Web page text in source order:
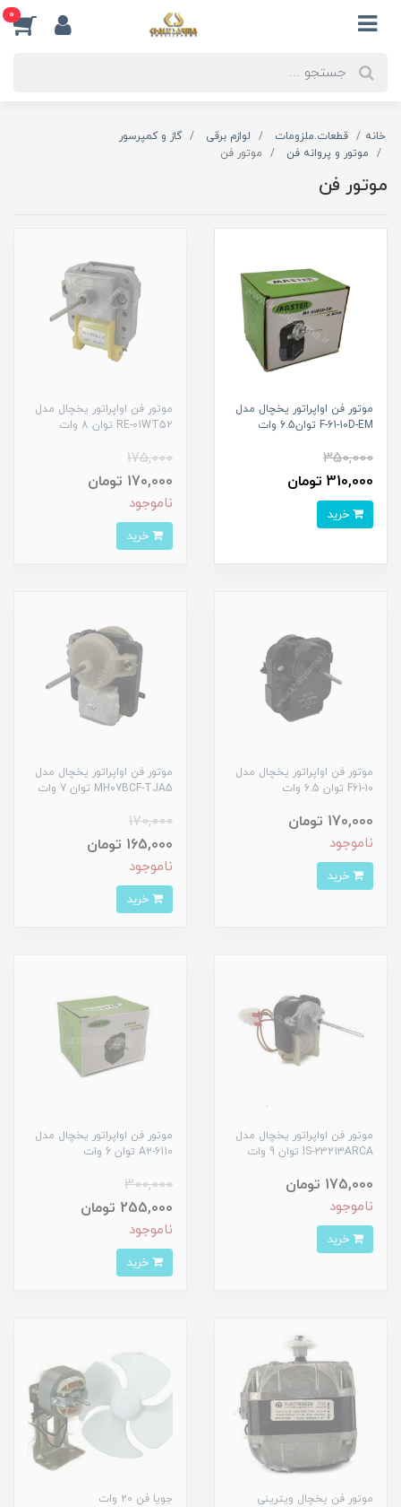
0
خانه قطعات.ملزومات لوازم برقی
گاز و کمپرسور
موتور و پروانه فن
موتور فن
موتور فن
موتور فن اواپراتور یخچال مدل
F-61-10D-EM توان6.5 وات
350,000
310,000 تومان
موتور فن اواپراتور یخچال مدل
RE-01WT52 توان 8 وات
175,000
170,000 تومان
ناموجود
موتور فن اواپراتور یخچال مدل
F61-10 توان 6.5 وات
170,000 تومان
ناموجود
موتور فن اواپراتور یخچال مدل
MH07BCF-TJA5 توان 7 وات
170,000
165,000 تومان
ناموجود
موتور فن اواپراتور یخچال مدل
IS-23213ARCA توان 9 وات
175,000 تومان
ناموجود
موتور فن اواپراتور یخچال مدل
6110-A2 توان 6 وات
300,000
255,000 تومان
ناموجود
موتور فن یخچال ویترینی
جویا فن 20 وات